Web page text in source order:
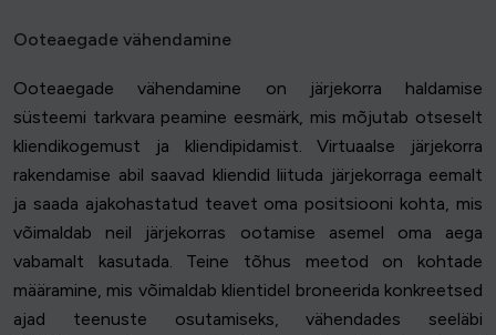
Ooteaegade vähendamine
Ooteaegade vähendamine on järjekorra haldamise
süsteemi tarkvara peamine eesmärk, mis mõjutab otseselt
kliendikogemust ja kliendipidamist. Virtuaalse järjekorra
rakendamise abil saavad kliendid liituda järjekorraga eemalt
ja saada ajakohastatud teavet oma positsiooni kohta, mis
võimaldab neil järjekorras ootamise asemel oma aega
vabamalt kasutada. Teine tõhus meetod on kohtade
määramine, mis võimaldab klientidel broneerida konkreetsed
ajad teenuste osutamiseks, vähendades seeläbi